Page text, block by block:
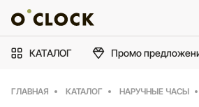
КАТАЛОГ Промо
ГЛАВНАЯ КАТАЛОГ НАРУЧНЫЕ ЧАСЫ